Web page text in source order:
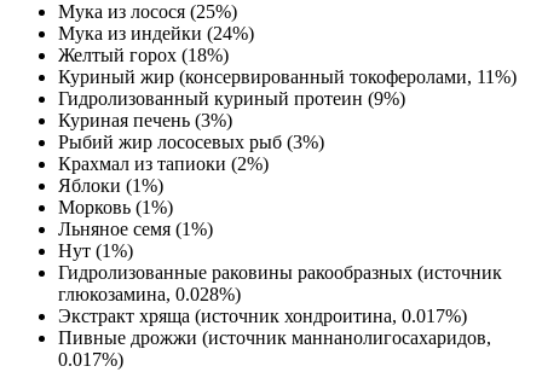
Мука из лосося (25%)
Мука из индейки (24%)
Желтый горох (18%)
Куриный жир (консервированный токоферолами, 11%)
Гидролизованный куриный протеин (9%)
Куриная печень (3%)
Рыбий жир лососевых рыб (3%)
Крахмал из тапиоки (2%)
Яблоки (1%)
Морковь (1%)
Льняное семя (1%)
Нут (1%)
Гидролизованные раковины ракообразных (источник
глюкозамина, 0.028%)
Экстракт хряща (источник хондроитина, 0.017%)
Пивные дрожжи (источник маннанолигосахаридов,
0.017%)